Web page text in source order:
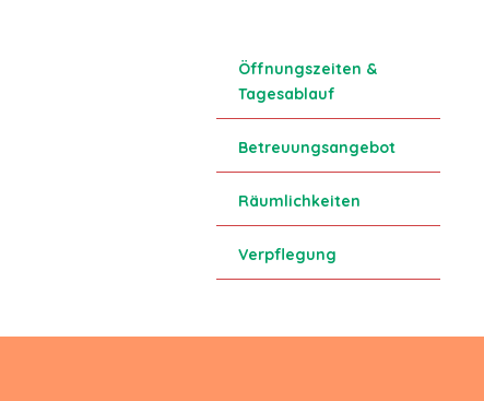
Öffnungszeiten &
Tagesablauf
Betreuungsangebot
Räumlichkeiten
Verpflegung